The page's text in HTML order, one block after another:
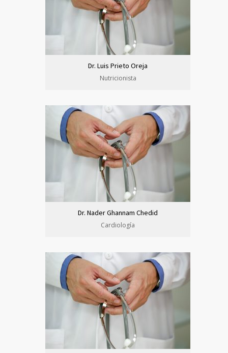
Dr. Luis Prieto Oreja
Nutricionista
Dr. Nader Ghannam Chedid
Cardiología